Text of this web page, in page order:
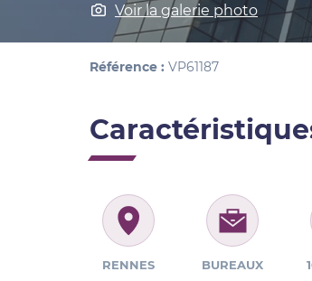
Voir la galerie photo
Référence : VP61187
RENNES BUREAUX